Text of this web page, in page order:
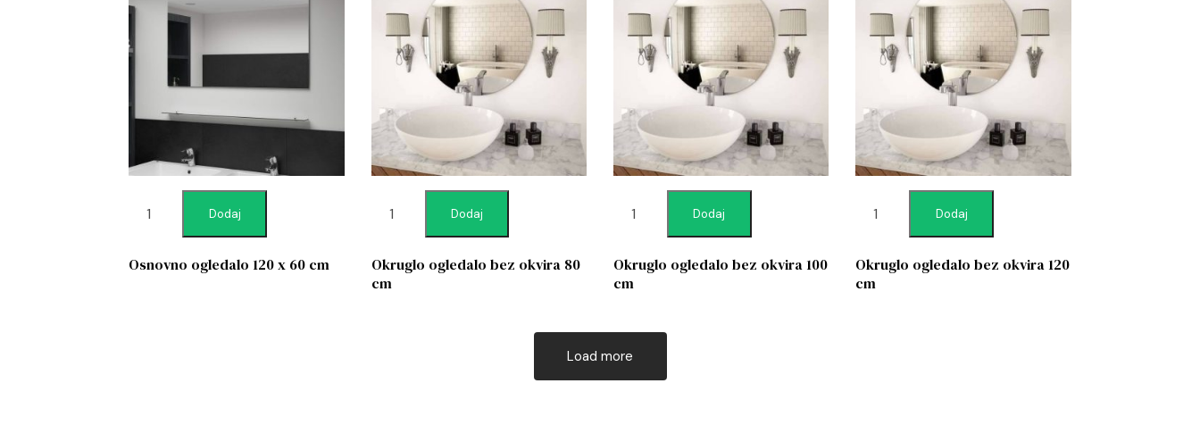
Dodaj
Osnovno ogledalo 120 x 60 cm
Dodaj
Okruglo ogledalo bez okvira 80
cm
Dodaj
Okruglo ogledalo bez okvira 100
cm
Dodaj
Okruglo ogledalo bez okvira 120
cm
Load more